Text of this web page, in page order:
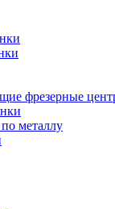
фрезерные
металлу